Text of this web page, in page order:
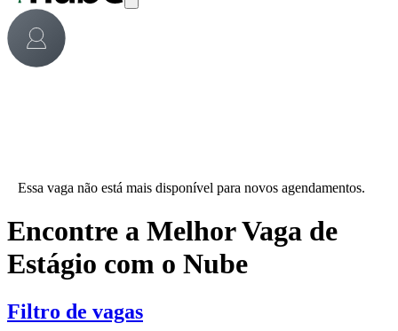
Essa vaga não está mais disponível para novos agendamentos.
Encontre a Melhor Vaga de
Estágio com o Nube
Filtro de vagas